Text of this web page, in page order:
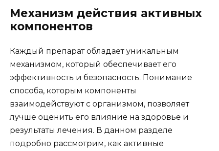
Механизм действия активных
компонентов
Каждый препарат обладает уникальным
механизмом, который обеспечивает его
эффективность и безопасность. Понимание
способа, которым компоненты
взаимодействуют с организмом, позволяет
лучше оценить его влияние на здоровье и
результаты лечения. В данном разделе
подробно рассмотрим, как активные